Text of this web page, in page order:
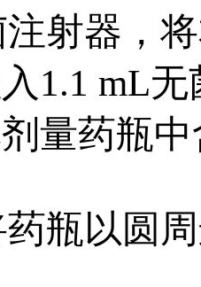
射器，
1.1 mL
量药瓶
瓶以圆